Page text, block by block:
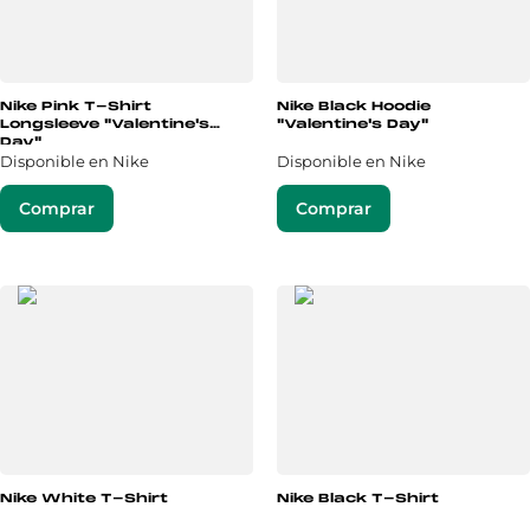
Nike Pink T-Shirt
Longsleeve "Valentine's
Day"
Disponible en Nike
Comprar
Nike Black Hoodie
"Valentine's Day"
Disponible en Nike
Comprar
Nike White T-Shirt
Nike Black T-Shirt